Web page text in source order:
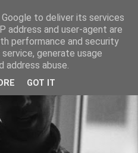
to deliver its services
address and user-agent are
performance and security
generate usage
abuse.
GOT IT